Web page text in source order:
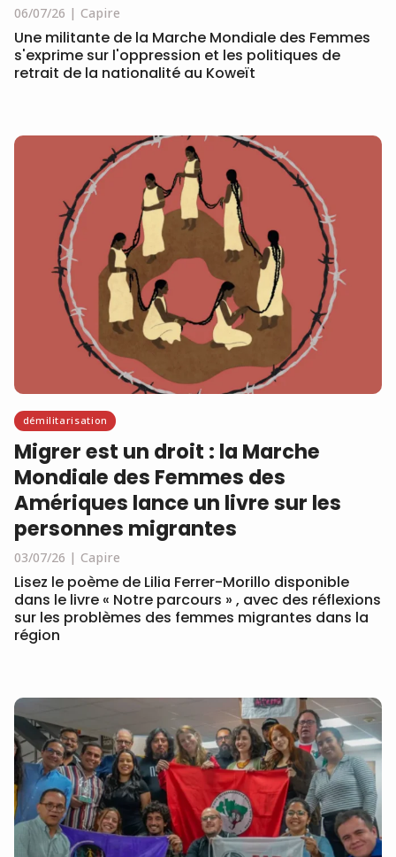
06/07/26 Capire
Une militante de la Marche Mondiale des Femmes
s'exprime sur l'oppression et les politiques de
retrait de la nationalité au Koweït
démilitarisation
Migrer est un droit : la Marche
Mondiale des Femmes des
Amériques lance un livre sur les
personnes migrantes
03/07/26 Capire
Lisez le poème de Lilia Ferrer-Morillo disponible
dans le livre « Notre parcours » , avec des réflexions
sur les problèmes des femmes migrantes dans la
région